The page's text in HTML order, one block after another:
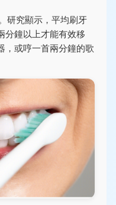
研究顯示，平均刷牙
分鐘以上才能有效移
，或哼一首兩分鐘的歌